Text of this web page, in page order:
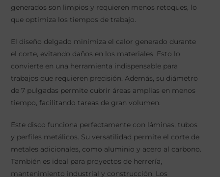
generados son limpios y requieren menos retoques, lo
que optimiza los tiempos de trabajo.
El diseño delgado minimiza el calor generado durante
el corte, evitando daños en los materiales. Esto lo
convierte en una herramienta indispensable para
trabajos que requieren precisión. Además, su diámetro
de 7 pulgadas permite cubrir áreas amplias en menos
tiempo, facilitando tareas de gran volumen.
Este disco funciona perfectamente con láminas, tubos
y perfiles metálicos. Su versatilidad permite el corte de
metales adicionales, como aluminio y acero al carbono.
También es ideal para proyectos de herrería,
mantenimiento industrial y construcción. Los